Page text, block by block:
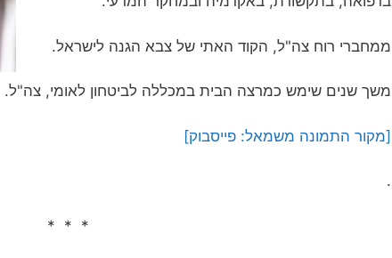
ממחברי רוח צה"ל, הקוד האתי של צבא הגנה לישראל.
משך שנים שימש כמרצה הבית במכללה לביטחון לאומי, צה"ל.
[מקור התמונה משמאל: פייסבוק]
.
* * *